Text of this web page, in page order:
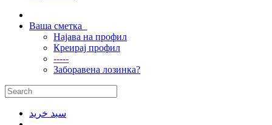
Ваша сметка
Најава на профил
Креирај профил
-----
Заборавена лозинка?
سبد خرید